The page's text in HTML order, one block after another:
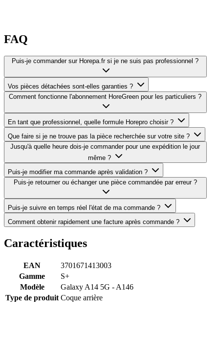
FAQ
Puis-je commander sur Horepa.fr si je ne suis pas professionnel ?
Vos pièces détachées sont-elles garanties ?
Comment fonctionne l'abonnement HoreGreen pour les particuliers ?
En tant que professionnel, quelle formule Horepro choisir ?
Que faire si je ne trouve pas la pièce recherchée sur votre site ?
Jusqu'à quelle heure dois-je commander pour une expédition le jour
même ?
Puis-je modifier ma commande après validation ?
Puis-je retourner ou échanger une pièce commandée par erreur ?
Puis-je suivre en temps réel l'état de ma commande ?
Comment obtenir rapidement une facture après commande ?
Caractéristiques
EAN
3701671413003
Gamme
S+
Modèle
Galaxy A14 5G - A146
Type de produit Coque arrière